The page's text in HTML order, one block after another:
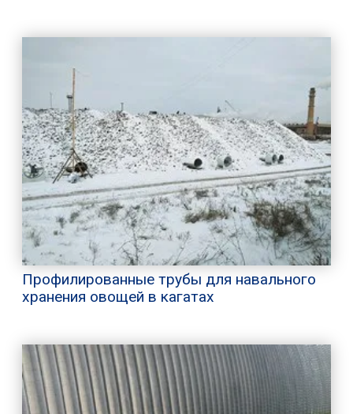
Профилированные трубы для навального
хранения овощей в кагатах